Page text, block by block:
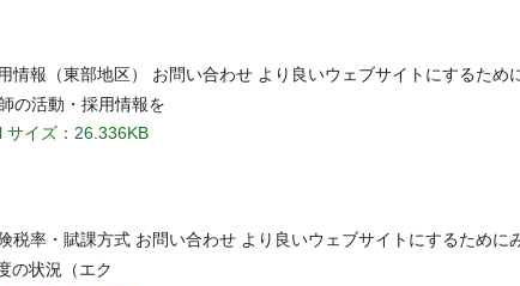
情報（東部地区） お問い合わせ より良いウェブサイトにするため
の活動・採用情報を
サイズ：26.336KB
税率・賦課方式 お問い合わせ より良いウェブサイトにするために
の状況（エク